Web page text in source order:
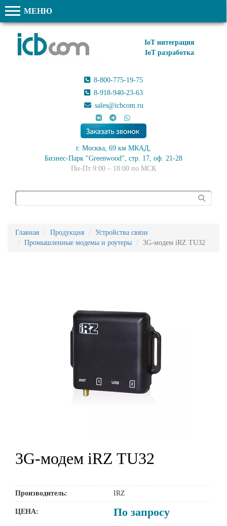
МЕНЮ
IoT интеграция
IoT разработка
8-800-775-19-75
8-918-940-23-63
sales@icbcom.ru
г. Москва, 69 км МКАД,
Бизнес-Парк "Greenwood", стр. 17, оф. 21-28
Пн-Пт 9:00 – 18:00 по МСК
Главная Продукция
Устройства связи
Промышленные модемы и роутеры
3G-модем iRZ TU32
3G-модем iRZ TU32
Производитель: IRZ
ЦЕНА: По запросу